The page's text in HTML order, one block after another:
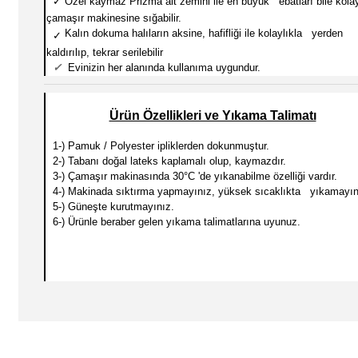
çamaşır makinesine sığabilir.
✓ Kalın dokuma halıların aksine, hafifliği ile kolaylıkla yerden
kaldırılıp, tekrar serilebilir
✓Evinizin her alanında kullanıma uygundur.
Ürün Özellikleri ve Yıkama Talimatı
1-) Pamuk / Polyester ipliklerden dokunmuştur.
2-) Tabanı doğal lateks kaplamalı olup, kaymazdır.
3-) Çamaşır makinasında 30°C 'de yıkanabilme özelliği vardır.
4-) Makinada sıktırma yapmayınız, yüksek sıcaklıkta
5-) Güneşte kurutmayınız.
6-) Ürünle beraber gelen yıkama talimatlarına uyunuz.